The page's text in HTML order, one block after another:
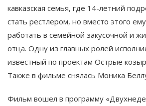
кавказская семья, где 14-летний
стать рестлером, но вместо этого
работать в семейной закусочной и
отца. Одну из главных ролей
известный по проектам Острые
Также в фильме снялась Моника
Фильм вошел в программу